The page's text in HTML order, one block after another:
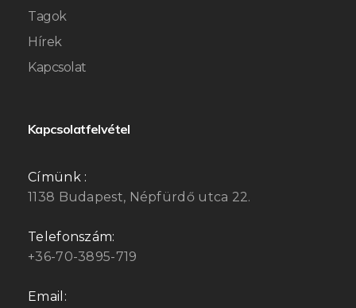
Tagok
Hírek
Kapcsolat
Kapcsolatfelvétel
Címünk :
1138 Budapest, Népfürdő utca 22.
Telefonszám:
+36-70-3895-719
Email: